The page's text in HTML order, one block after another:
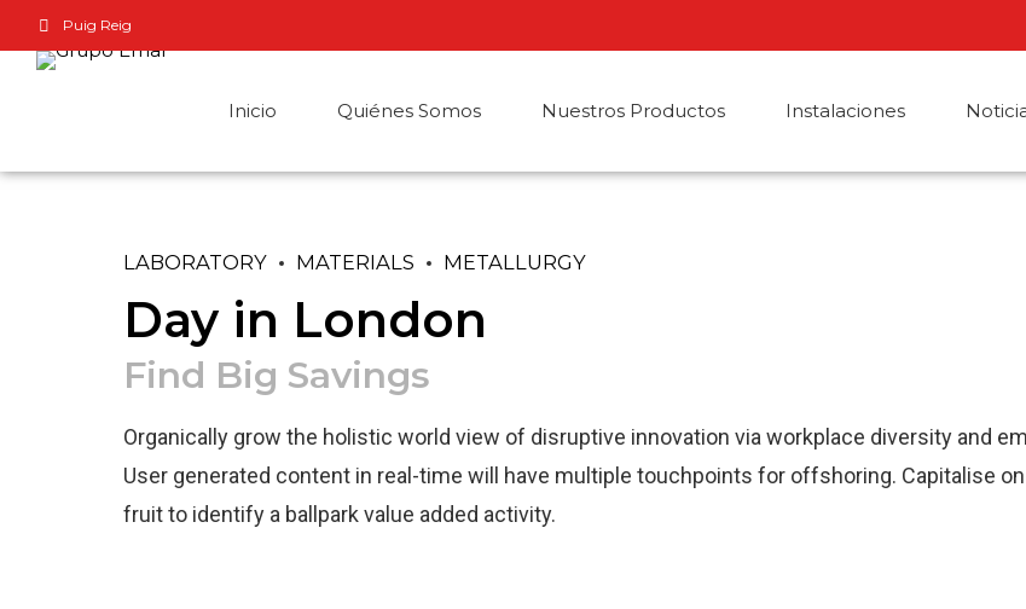
Puig Reig
Inicio Quiénes Somos Nuestros Productos Instalaciones
LABORATORY MATERIALS METALLURGY
Day in London
Find Big Savings
Organically grow the holistic world view of disruptive innovation via workplace diversity and
User generated content in real-time will have multiple touchpoints for offshoring. Capitalise
fruit to identify a ballpark value added activity.